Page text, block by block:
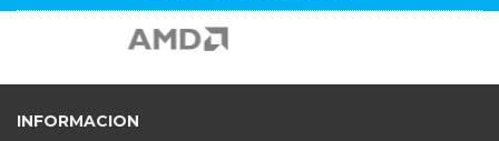
INFORMACION